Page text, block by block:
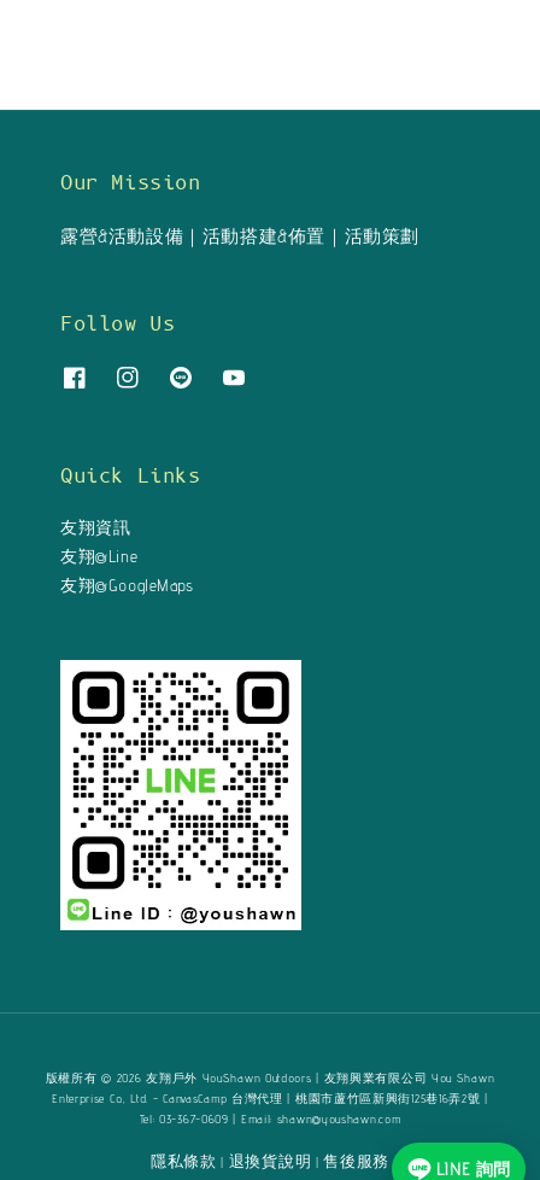
Our Mission
露營&活動設備｜活動搭建&佈置｜活動策劃
Follow Us
Quick Links
友翔資訊
友翔@Line
友翔@GoogleMaps
版權所有 © 2026 友翔戶外 YouShawn Outdoors | 友翔興業有限公司 You Shawn
Enterprise Co., Ltd. - CanvasCamp 台灣代理 | 桃園市蘆竹區新興街125巷16弄2號 |
Tel: 03-367-0609 | Email: shawn@youshawn.com
隱私條款 | 退換貨說明 |售後服務 LINE 詢問